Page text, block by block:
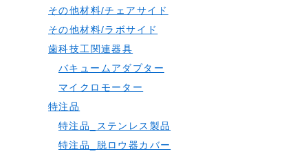
その他材料/チェアサイド
その他材料/ラボサイド
歯科技工関連器具
バキュームアダプター
マイクロモーター
特注品
特注品_ステンレス製品
特注品_脱ロウ器カバー